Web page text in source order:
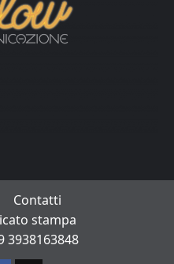
Contatti
stampa
3938163848